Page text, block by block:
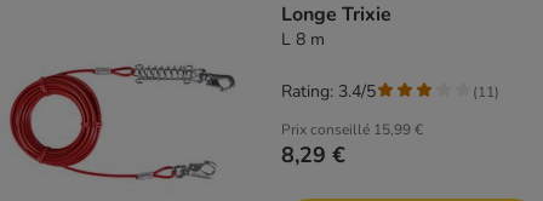
Longe Trixie
L 8 m
Prix conseillé 15,99 €
8,29 €
Rating: 3.4/5 (11)